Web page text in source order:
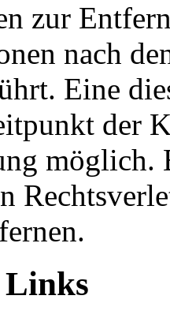
zur
nach
Eine
der
möglich.